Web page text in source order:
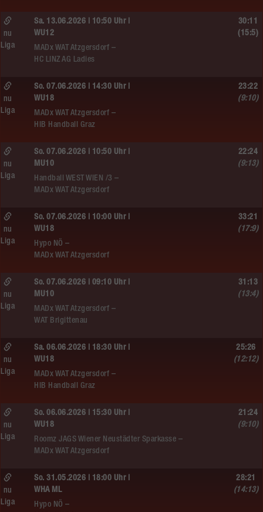
Sa. 13.06.2026 | 10:50 Uhr |
WU12
MADx WAT Atzgersdorf –
HC LINZ AG Ladies
nu
Liga
30:11
(15:5)
So. 07.06.2026 | 14:30 Uhr |
WU18
MADx WAT Atzgersdorf –
HIB Handball Graz
nu
Liga
23:22
(9:10)
So. 07.06.2026 | 10:50 Uhr |
MU10
Handball WEST WIEN /3 –
MADx WAT Atzgersdorf
nu
Liga
22:24
(9:13)
So. 07.06.2026 | 10:00 Uhr |
WU18
Hypo NÖ –
MADx WAT Atzgersdorf
nu
Liga
33:21
(17:9)
So. 07.06.2026 | 09:10 Uhr |
MU10
MADx WAT Atzgersdorf –
WAT Brigittenau
nu
Liga
31:13
(13:4)
Sa. 06.06.2026 | 18:30 Uhr |
WU18
MADx WAT Atzgersdorf –
HIB Handball Graz
nu
Liga
25:26
(12:12)
So. 06.06.2026 | 15:30 Uhr |
WU18
Roomz JAGS Wiener Neustädter Sparkasse –
MADx WAT Atzgersdorf
nu
Liga
21:24
(9:10)
So. 31.05.2026 | 18:00 Uhr |
WHA ML
Hypo NÖ –
nu
Liga
28:21
(14:13)